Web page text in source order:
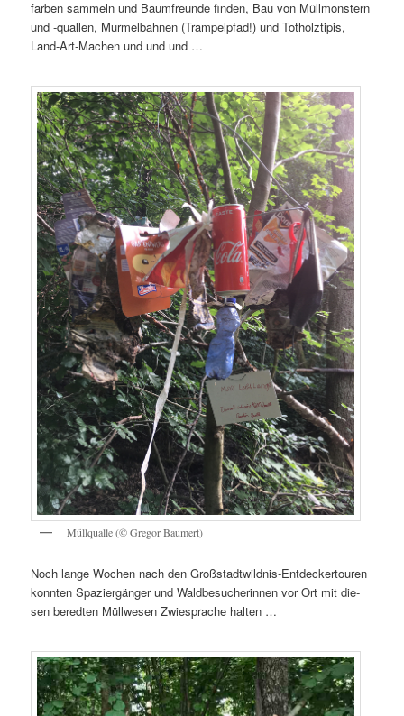
far­ben sam­meln und Baum­freun­de fin­den, Bau von Müll­mons­tern
und ‑qual­len, Mur­mel­bah­nen (Tram­pel­pfad!) und Tot­holz­ti­pis,
Land-Art-Machen und und und …
Müll­qual­le (© Gre­gor Baumert)
Noch lan­ge Wochen nach den Groß­stadt­wild­nis-Ent­de­cker­tou­ren
konn­ten Spa­zier­gän­ger und Wald­be­su­che­rin­nen vor Ort mit die­
sen bered­ten Müll­we­sen Zwie­spra­che halten …